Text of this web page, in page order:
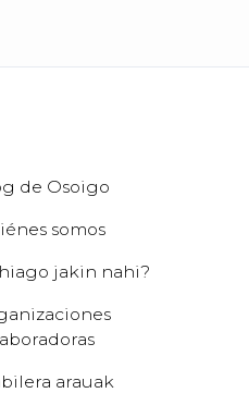
de Osoigo
somos
jakin nahi?
arauak